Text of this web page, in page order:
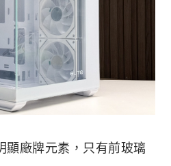
顯廠牌元素，只有前玻璃